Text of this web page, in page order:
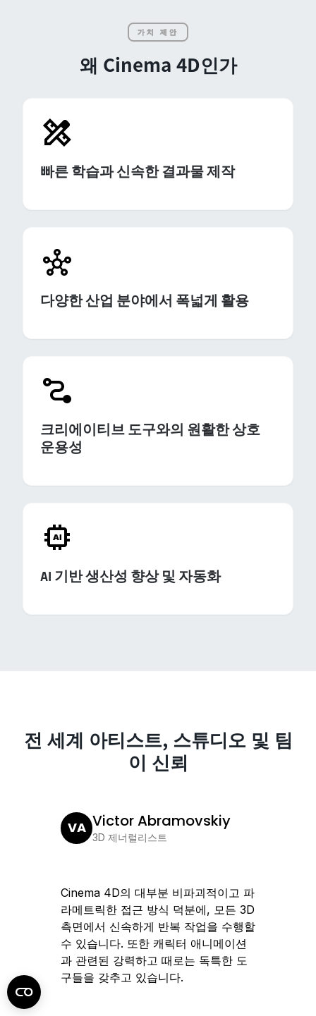
가치 제안
왜 Cinema 4D인가
빠른 학습과 신속한 결과물 제작
다양한 산업 분야에서 폭넓게 활용
크리에이티브 도구와의 원활한 상호
운용성
AI 기반 생산성 향상 및 자동화
전 세계 아티스트, 스튜디오 및 팀
이 신뢰
VA Victor Abramovskiy
3D 제너럴리스트
Cinema 4D의 대부분 비파괴적이고 파
라메트릭한 접근 방식 덕분에, 모든 3D
측면에서 신속하게 반복 작업을 수행할
수 있습니다. 또한 캐릭터 애니메이션
과 관련된 강력하고 때로는 독특한 도
구들을 갖추고 있습니다.